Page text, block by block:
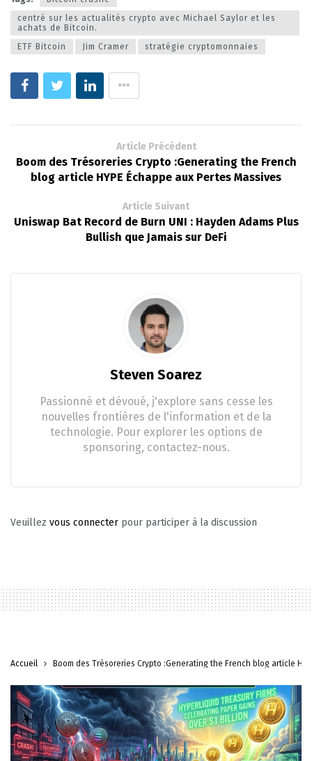
centré sur les actualités crypto avec Michael Saylor et les
achats de Bitcoin.
ETF Bitcoin
Jim Cramer stratégie cryptomonnaies
Article Précédent
Boom des Trésoreries Crypto :Generating the French
blog article HYPE Échappe aux Pertes Massives
Article Suivant
Uniswap Bat Record de Burn UNI : Hayden Adams Plus
Bullish que Jamais sur DeFi
Steven Soarez
Passionné et dévoué, j'explore sans cesse les
nouvelles frontières de l'information et de la
technologie. Pour explorer les options de
sponsoring, contactez-nous.
Veuillez vous connecter pour participer à la discussion
Accueil Boom des Trésoreries Crypto :Generating the French blog article